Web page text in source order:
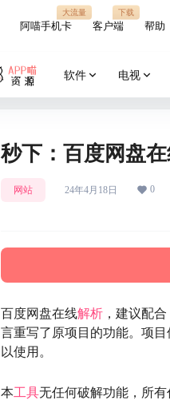
阿喵手机卡
大流量
客户端
下载
帮助
软件 电视
秒下：百度网盘
网站 24年4月18日 0
百度网盘在线解析 ，建议配
言重写了原项目的功能。项
以使用。
本工具无任何破解功能，所